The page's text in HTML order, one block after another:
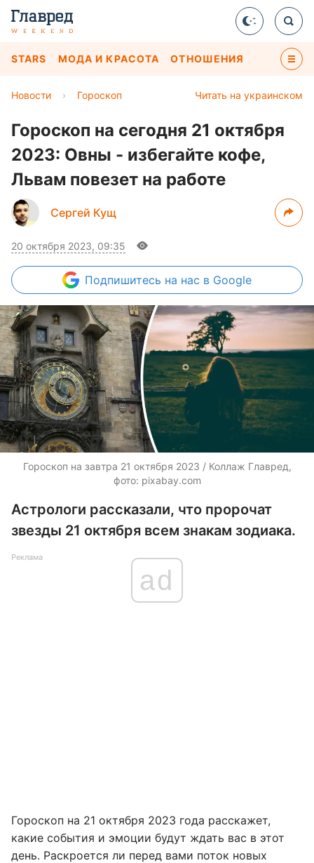
STARS МОДА И КРАСОТА ОТНОШЕНИЯ
Читать на украинском
Новости › Гороскоп
Гороскоп на сегодня 21 октября
2023: Овны - избегайте кофе,
Львам повезет на работе
Сергей Кущ
20 октября 2023, 09:35
Подпишитесь на нас в Google
Гороскоп на завтра 21 октября 2023 / Коллаж Главред,
фото: pixabay.com
Астрологи рассказали, что пророчат
звезды 21 октября всем знакам зодиака.
Реклама
ad
Гороскоп на 21 октября 2023 года расскажет,
какие события и эмоции будут ждать вас в этот
день. Раскроется ли перед вами поток новых